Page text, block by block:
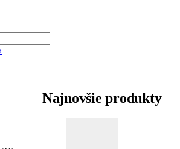
Najnovšie produkty